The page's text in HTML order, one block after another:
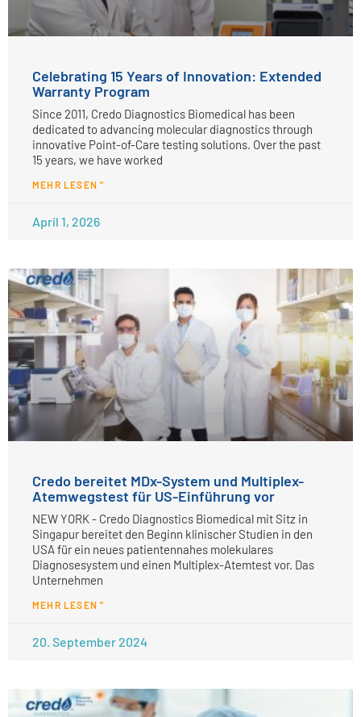
Celebrating 15 Years of Innovation: Extended
Warranty Program
Since 2011, Credo Diagnostics Biomedical has been
dedicated to advancing molecular diagnostics through
innovative Point-of-Care testing solutions. Over the past
15 years, we have worked
MEHR LESEN "
April 1, 2026
Credo bereitet MDx-System und Multiplex-
Atemwegstest für US-Einführung vor
NEW YORK - Credo Diagnostics Biomedical mit Sitz in
Singapur bereitet den Beginn klinischer Studien in den
USA für ein neues patientennahes molekulares
Diagnosesystem und einen Multiplex-Atemtest vor. Das
Unternehmen
MEHR LESEN "
20. September 2024